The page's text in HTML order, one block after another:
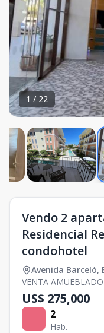
1 / 22
Vendo 2
Residencial
condohotel
Avenida Barceló,
VENTA AMUEBLADO
US$ 275,000
2
Hab.